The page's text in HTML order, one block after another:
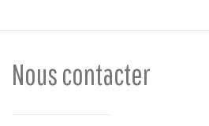
Nous contacter